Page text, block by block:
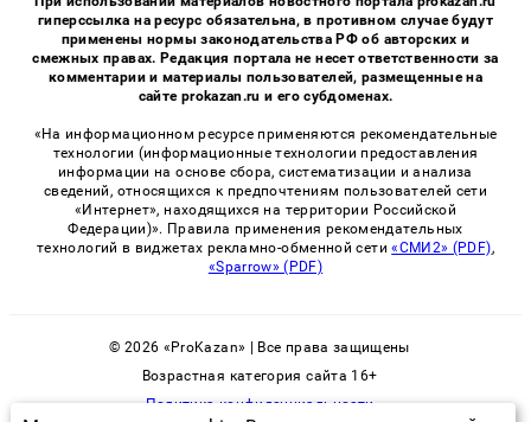
гиперссылка на ресурс обязательна, в противном случае будут
применены нормы законодательства РФ об авторских и
смежных правах. Редакция портала не несет ответственности за
комментарии и материалы пользователей, размещенные на
сайте prokazan.ru и его субдоменах.
«На информационном ресурсе применяются рекомендательные
технологии (информационные технологии предоставления
информации на основе сбора, систематизации и анализа
сведений, относящихся к предпочтениям пользователей сети
«Интернет», находящихся на территории Российской
Федерации)». Правила применения рекомендательных
технологий в виджетах рекламно-обменной сети«СМИ2» (PDF),
«Sparrow» (PDF)
© 2026 «ProKazan» | Все права защищены
Возрастная категория сайта 16+
Политика конфиденциальности